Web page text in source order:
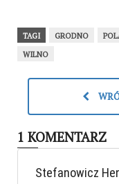
TAGI GRODNO
WILNO
1 KOMENTARZ
Stefanowicz